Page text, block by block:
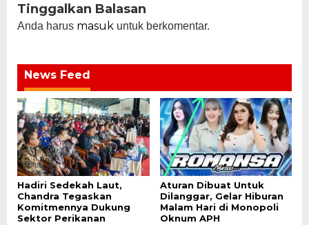
Tinggalkan Balasan
Anda harus masuk untuk berkomentar.
News Feed
Hadiri Sedekah Laut,
Chandra Tegaskan
Komitmennya Dukung
Sektor Perikanan
Aturan Dibuat Untuk
Dilanggar, Gelar Hiburan
Malam Hari di Monopoli
Oknum APH